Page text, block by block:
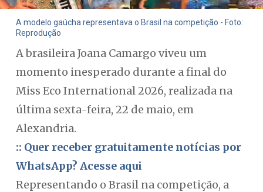
A modelo gaúcha representava o Brasil na competição - Foto:
Reprodução
A brasileira Joana Camargo viveu um
momento inesperado durante a final do
Miss Eco International 2026, realizada na
última sexta-feira, 22 de maio, em
Alexandria.
:: Quer receber gratuitamente notícias por
WhatsApp? Acesse aqui
Representando o Brasil na competição, a